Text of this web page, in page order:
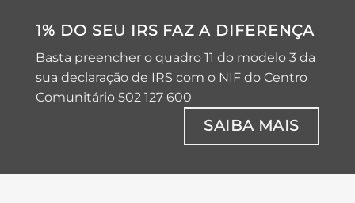
1% DO SEU IRS FAZ A DIFERENÇA
Basta preencher o quadro 11 do modelo 3 da
sua declaração de IRS com o NIF do Centro
Comunitário 502 127 600
SAIBA MAIS